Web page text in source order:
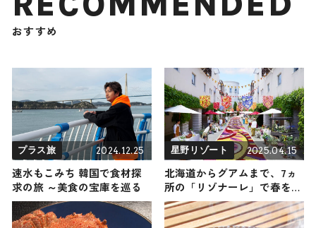
おすすめ
プラス旅 2024.12.25
速水もこみち 韓国で食材探
求の旅 ～美食の宝庫を巡る
星野リゾート 2025.04.15
北海道からグアムまで、7ヵ
所の「リゾナーレ」で春を祝
うイベント「花咲くリゾナー
レ2025」が開催！